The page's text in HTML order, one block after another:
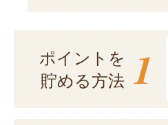
ポイントを
貯める方法 1